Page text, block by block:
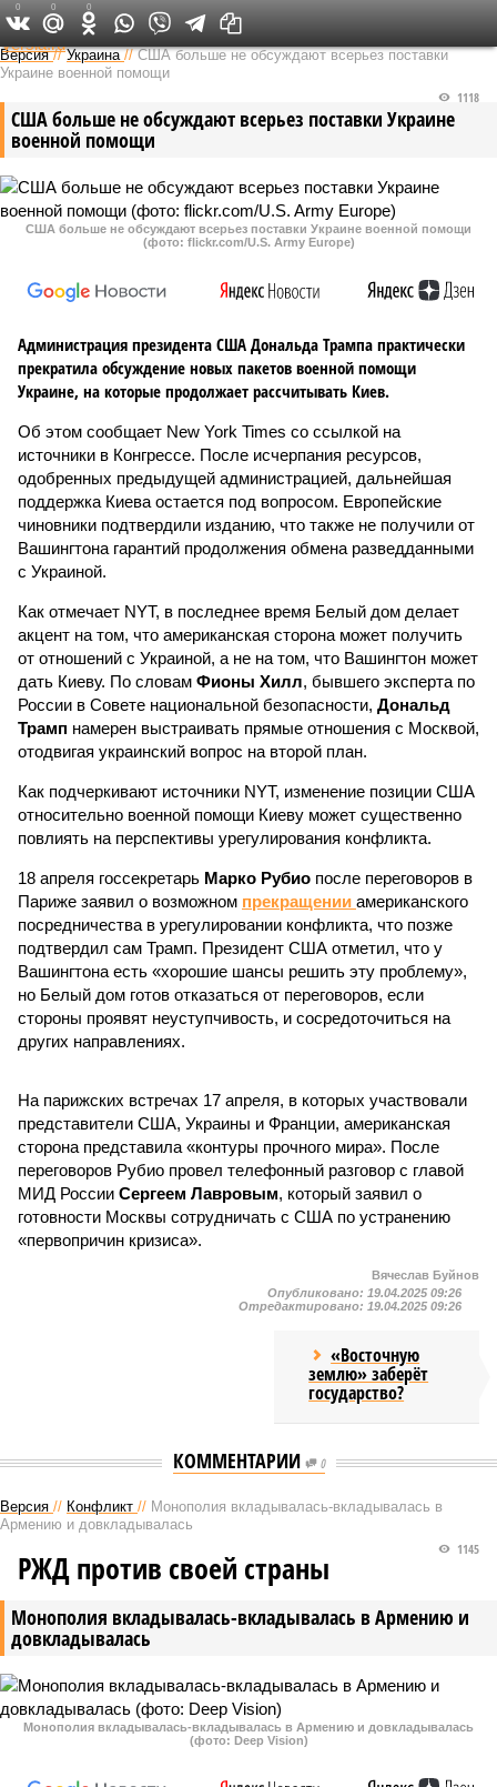
Федеральный выпуск
Версия //Украина //США больше не обсуждают всерьез поставки
Украине военной помощи
США больше не обсуждают всерьез поставки Украине
военной помощи
1118
США больше не обсуждают всерьез поставки Украине военной помощи
(фото: flickr.com/U.S. Army Europe)
Администрация президента США Дональда Трампа практически
прекратила обсуждение новых пакетов военной помощи
Украине, на которые продолжает рассчитывать Киев.
Об этом сообщает New York Times со ссылкой на
источники в Конгрессе. После исчерпания ресурсов,
одобренных предыдущей администрацией, дальнейшая
поддержка Киева остается под вопросом. Европейские
чиновники подтвердили изданию, что также не получили от
Вашингтона гарантий продолжения обмена разведданными
с Украиной.
Как отмечает NYT, в последнее время Белый дом делает
акцент на том, что американская сторона может получить
от отношений с Украиной, а не на том, что Вашингтон может
дать Киеву. По словам Фионы Хилл, бывшего эксперта по
России в Совете национальной безопасности, Дональд
Трамп намерен выстраивать прямые отношения с Москвой,
отодвигая украинский вопрос на второй план.
Как подчеркивают источники NYT, изменение позиции США
относительно военной помощи Киеву может существенно
повлиять на перспективы урегулирования конфликта.
18 апреля госсекретарь Марко Рубио после переговоров в
Париже заявил о возможном прекращении американского
посредничества в урегулировании конфликта, что позже
подтвердил сам Трамп. Президент США отметил, что у
Вашингтона есть «хорошие шансы решить эту проблему»,
но Белый дом готов отказаться от переговоров, если
стороны проявят неуступчивость, и сосредоточиться на
других направлениях.
На парижских встречах 17 апреля, в которых участвовали
представители США, Украины и Франции, американская
сторона представила «контуры прочного мира». После
переговоров Рубио провел телефонный разговор с главой
МИД России Сергеем Лавровым, который заявил о
готовности Москвы сотрудничать с США по устранению
«первопричин кризиса».
0 0 0
Вячеслав Буйнов
Опубликовано: 19.04.2025 09:26
Отредактировано: 19.04.2025 09:26
«Восточную
землю» заберёт
государство?
КОММЕНТАРИИ 0
Версия // Конфликт // Монополия вкладывалась-вкладывалась в
Армению и довкладывалась
Монополия вкладывалась-вкладывалась в Армению и
довкладывалась
1145
РЖД против своей страны
Монополия вкладывалась-вкладывалась в Армению и довкладывалась
(фото: Deep Vision)